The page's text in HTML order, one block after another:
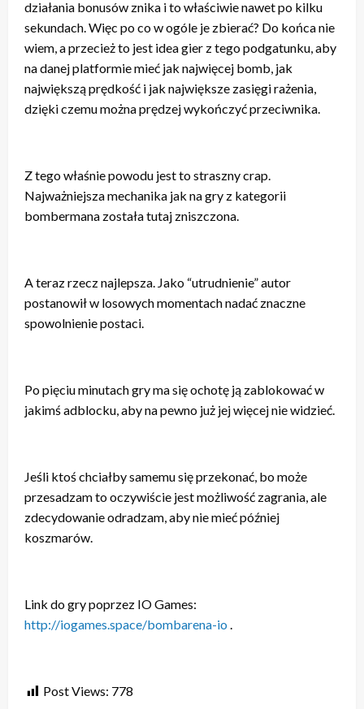
działania bonusów znika i to właściwie nawet po kilku
sekundach. Więc po co w ogóle je zbierać? Do końca nie
wiem, a przecież to jest idea gier z tego podgatunku, aby
na danej platformie mieć jak najwięcej bomb, jak
największą prędkość i jak największe zasięgi rażenia,
dzięki czemu można prędzej wykończyć przeciwnika.
Z tego właśnie powodu jest to straszny crap.
Najważniejsza mechanika jak na gry z kategorii
bombermana została tutaj zniszczona.
A teraz rzecz najlepsza. Jako “utrudnienie” autor
postanowił w losowych momentach nadać znaczne
spowolnienie postaci.
Po pięciu minutach gry ma się ochotę ją zablokować w
jakimś adblocku, aby na pewno już jej więcej nie widzieć.
Jeśli ktoś chciałby samemu się przekonać, bo może
przesadzam to oczywiście jest możliwość zagrania, ale
zdecydowanie odradzam, aby nie mieć później
koszmarów.
Link do gry poprzez IO Games:
http://iogames.space/bombarena-io .
Post Views: 778